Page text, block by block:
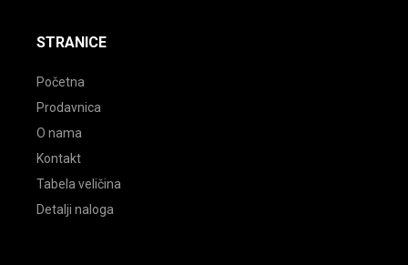
STRANICE
Početna
Prodavnica
O nama
Kontakt
Tabela veličina
Detalji naloga